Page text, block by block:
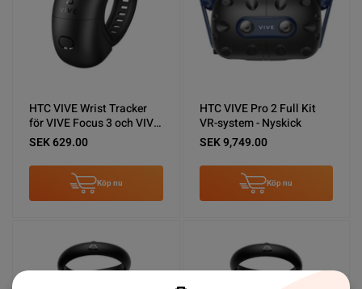
HTC VIVE Wrist Tracker
för VIVE Focus 3 och VIVE
XR Elite - Nyskick
SEK 629.00
Köp nu
HTC VIVE Pro 2 Full Kit
VR-system - Nyskick
SEK 9,749.00
Köp nu